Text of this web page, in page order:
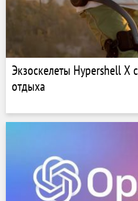
Экзоскелеты Hypershell X
отдыха